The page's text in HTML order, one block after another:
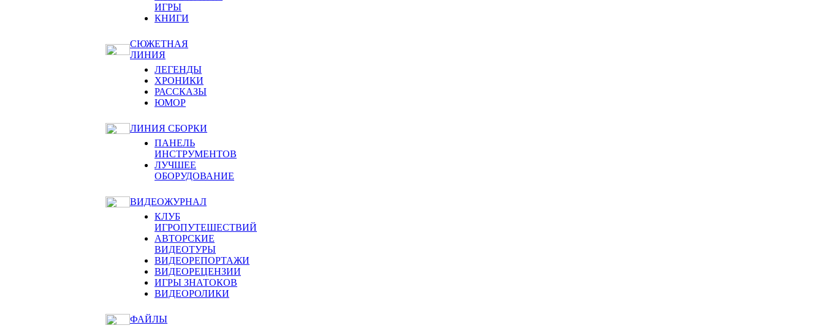
ИГРЫ
КНИГИ
СЮЖЕТНАЯ
ЛИНИЯ
ЛЕГЕНДЫ
ХРОНИКИ
РАССКАЗЫ
ЮМОР
ЛИНИЯ СБОРКИ
ПАНЕЛЬ
ИНСТРУМЕНТОВ
ЛУЧШЕЕ
ОБОРУДОВАНИЕ
ВИДЕОЖУРНАЛ
КЛУБ
ИГРОПУТЕШЕСТВИЙ
АВТОРСКИЕ
ВИДЕОТУРЫ
ВИДЕОРЕПОРТАЖИ
ВИДЕОРЕЦЕНЗИИ
ИГРЫ ЗНАТОКОВ
ВИДЕОРОЛИКИ
ФАЙЛЫ